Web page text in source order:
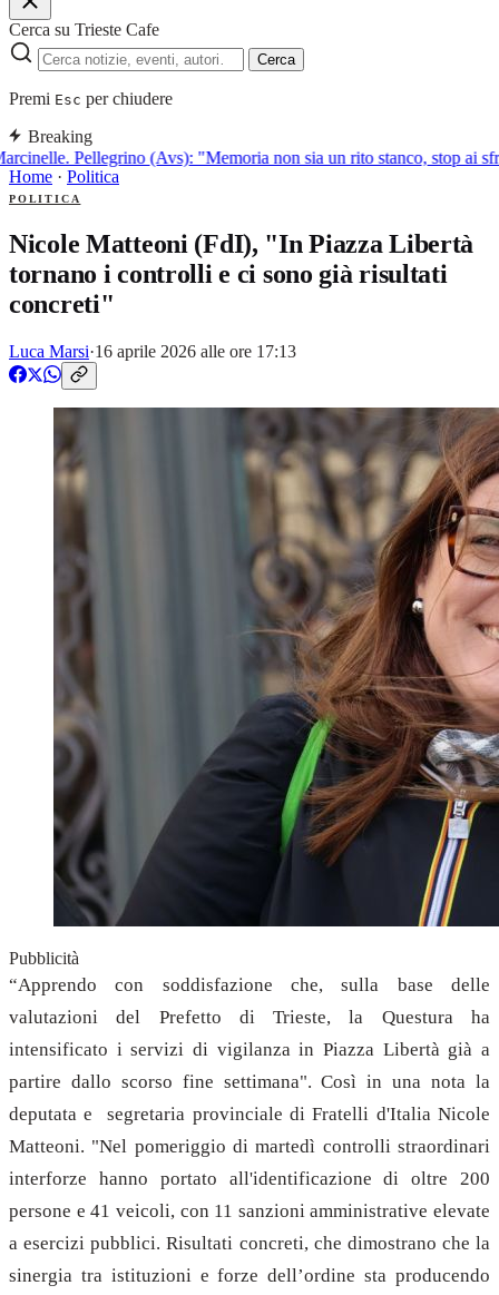
Cerca su Trieste Cafe
Cerca
Premi Esc per chiudere
Breaking
Pellegrino (Avs): "Memoria non sia un rito stanco, stop ai
Home · Politica
POLITICA
Nicole Matteoni (FdI), "In Piazza Libertà
tornano i controlli e ci sono già risultati
concreti"
Luca Marsi·16 aprile 2026 alle ore 17:13
Pubblicità
“Apprendo con soddisfazione che, sulla base delle
valutazioni del Prefetto di Trieste, la Questura ha
intensificato i servizi di vigilanza in Piazza Libertà già a
partire dallo scorso fine settimana". Così in una nota la
deputata e segretaria provinciale di Fratelli d'Italia Nicole
Matteoni. "Nel pomeriggio di martedì controlli straordinari
interforze hanno portato all'identificazione di oltre 200
persone e 41 veicoli, con 11 sanzioni amministrative elevate
a esercizi pubblici. Risultati concreti, che dimostrano che la
sinergia tra istituzioni e forze dell’ordine sta producendo